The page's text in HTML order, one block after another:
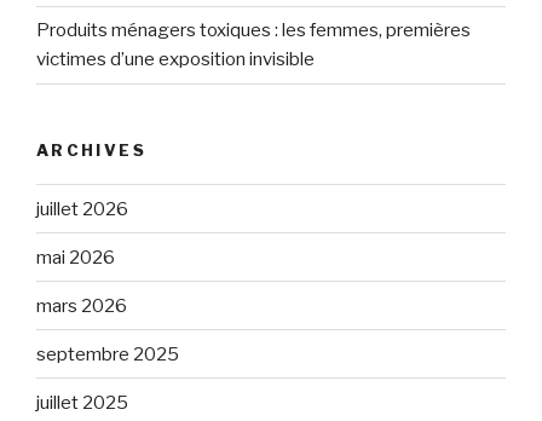
Produits ménagers toxiques : les femmes, premières
victimes d’une exposition invisible
ARCHIVES
juillet 2026
mai 2026
mars 2026
septembre 2025
juillet 2025